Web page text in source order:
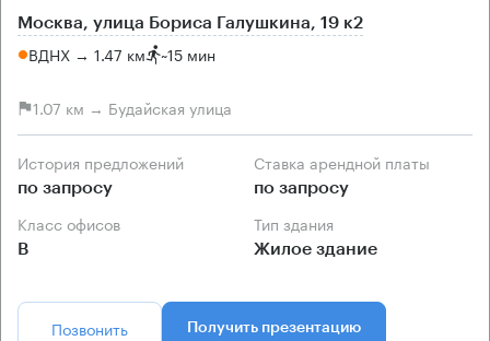
Москва, улица Бориса Галушкина, 19 к2
ВДНХ → 1.47 км ~15 мин
1.07 км → Будайская улица
История предложений
по запросу
Ставка арендной платы
по запросу
Класс офисов
B
Тип здания
Жилое здание
Позвонить Получить презентацию